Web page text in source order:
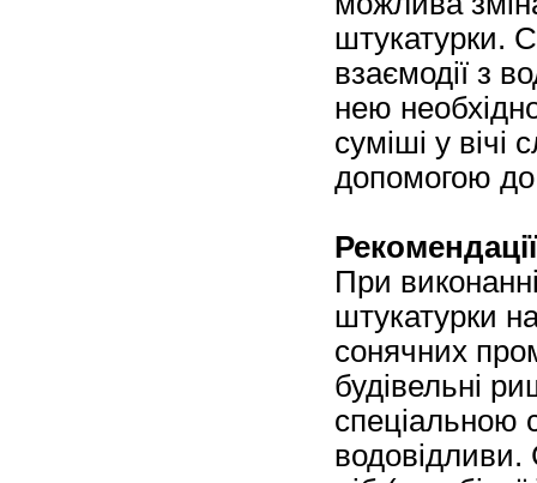
штукатурки.
взаємодії з
нею
суміші у вічі
допомогою до
При
штукатурки
сонячних
будівельні
спеціальною